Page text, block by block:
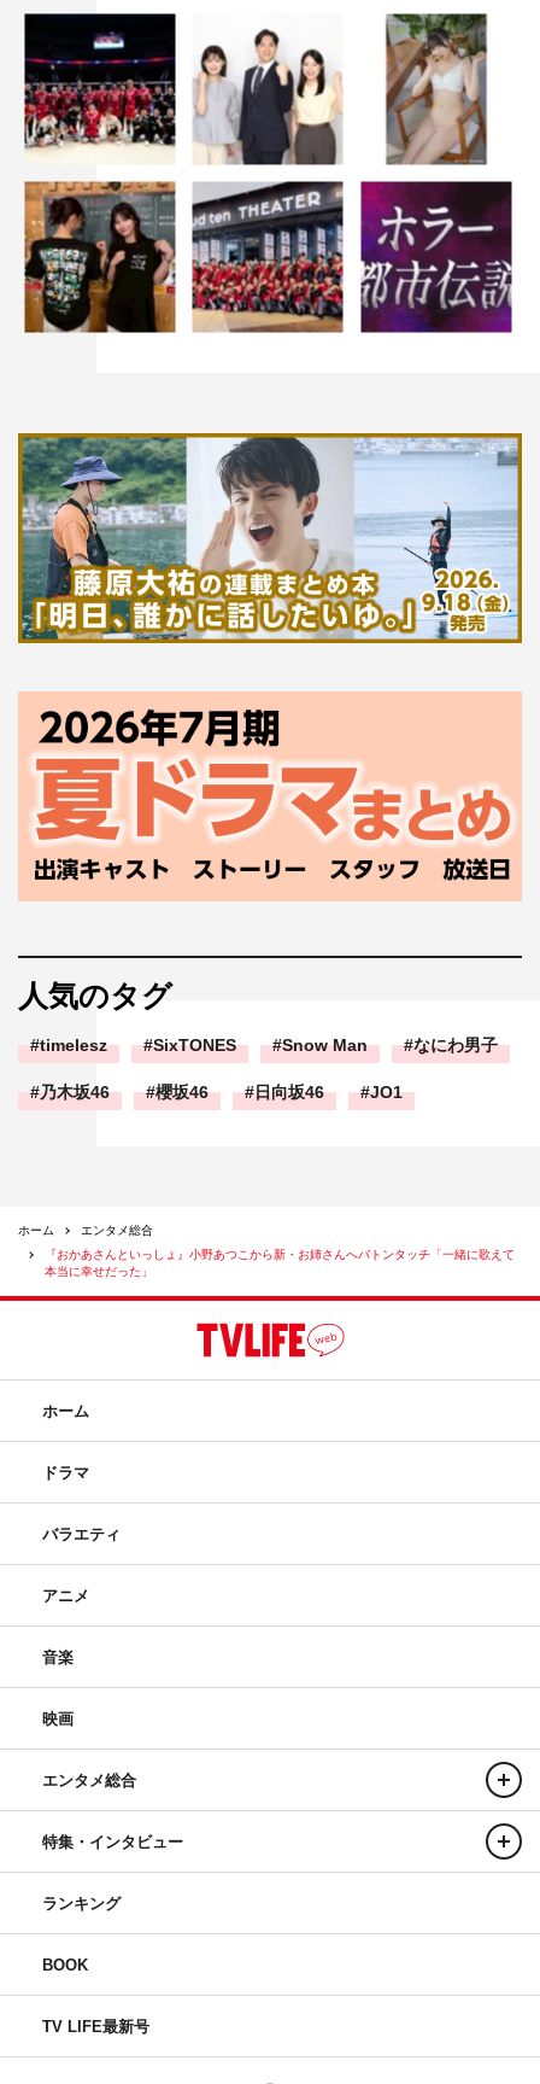
人気のタグ
timelesz SixTONES Snow Man なにわ男子
乃木坂46 櫻坂46 日向坂46 JO1
ホーム
エンタメ総合
『おかあさんといっしょ』小野あつこから新・お姉さんへバトンタッチ「一緒に歌えて
本当に幸せだった」
ホーム
ドラマ
バラエティ
アニメ
音楽
映画
エンタメ総合
特集・インタビュー
ランキング
BOOK
TV LIFE最新号